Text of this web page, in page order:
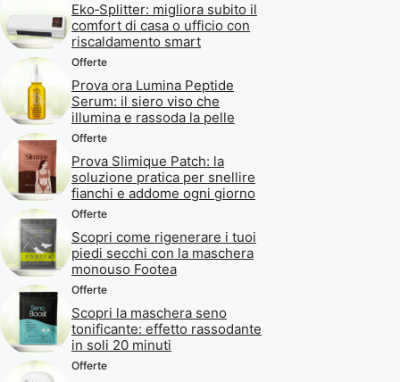
Eko‑Splitter: migliora subito il
comfort di casa o ufficio con
riscaldamento smart
Offerte
Prova ora Lumina Peptide
Serum: il siero viso che
illumina e rassoda la pelle
Offerte
Prova Slimique Patch: la
soluzione pratica per snellire
fianchi e addome ogni giorno
Offerte
Scopri come rigenerare i tuoi
piedi secchi con la maschera
monouso Footea
Offerte
Scopri la maschera seno
tonificante: effetto rassodante
in soli 20 minuti
Offerte